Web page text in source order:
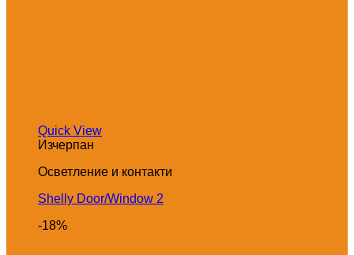
Quick View
Изчерпан
Осветление и контакти
Shelly Door/Window 2
-18%